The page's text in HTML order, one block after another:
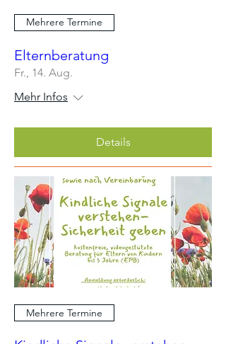
Mehrere Termine
Elternberatung
Fr., 14. Aug.
Mehr Infos
Details
Mehrere Termine